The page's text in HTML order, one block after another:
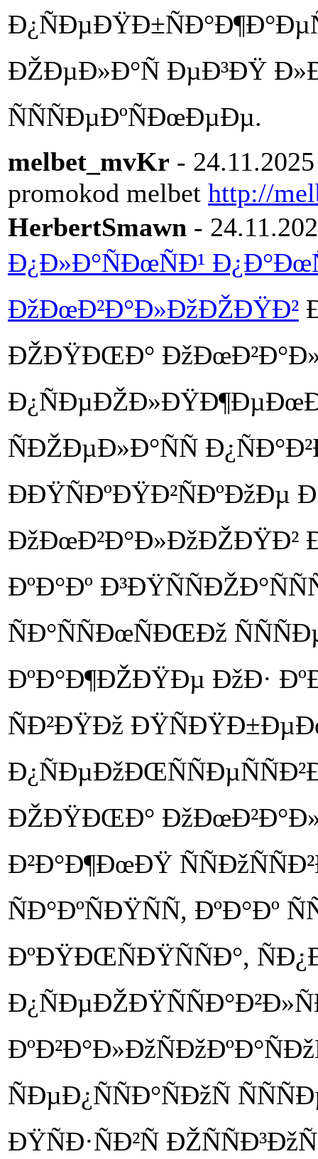
ÐŽÐµÐ»Ð°Ñ ÐµÐ³ÐŸ
ÑÑÑÐµÐºÑÐœÐµÐµ.
melbet_mvKr -
promokod melbet http://
HerbertSmawn -
Ð¿Ð»Ð°ÑÐœÑÐ¹
ÐžÐœÐ²Ð°Ð»ÐžÐŽÐŸÐ²
ÐŽÐŸÐŒÐ°
ÑÐŽÐµÐ»Ð°ÑÑ
ÐžÐœÐ²Ð°Ð»ÐžÐŽÐŸÐ²
ÐºÐ°Ðº
ÑÐ°ÑÑÐœÑÐŒÐž
ÐºÐ°Ð¶ÐŽÐŸÐµ ÐžÐ·
ÑÐ²ÐŸÐž
ÐŽÐŸÐŒÐ°
Ð²Ð°Ð¶ÐœÐŸ
ÑÐ°ÐºÑÐŸÑÑ, ÐºÐ°Ðº
ÐºÐŸÐŒÑÐŸÑÑÐ°,
ÑÐµÐ¿ÑÑÐ°ÑÐžÑ
ÐŸÑÐ·ÑÐ²Ñ